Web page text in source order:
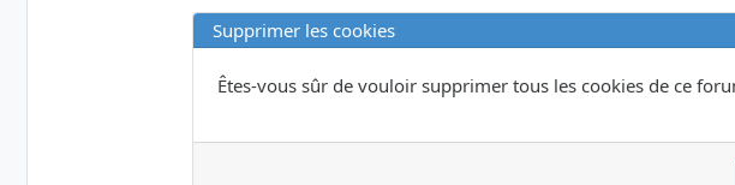
Supprimer les cookies
Êtes-vous sûr de vouloir supprimer tous les cookies de ce